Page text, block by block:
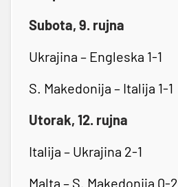
Subota, 9. rujna
Ukrajina – Engleska 1-1
S. Makedonija – Italija 1-1
Utorak, 12. rujna
Italija – Ukrajina 2-1
Malta – S. Makedonija 0-2